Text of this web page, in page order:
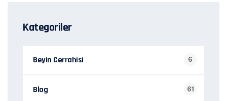
Kategoriler
Beyin Cerrahisi 6
Blog 61